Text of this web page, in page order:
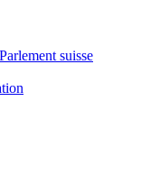
suisse